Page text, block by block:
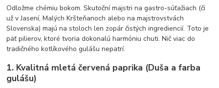
Odložme chémiu bokom. Skutoční majstri na gastro-súťažiach (či
už v Jasení, Malých Kršteňanoch alebo na majstrovstvách
Slovenska) majú na stoloch len zopár čistých ingrediencií. Toto je
päť pilierov, ktoré tvoria dokonalú harmóniu chuti. Nič viac do
tradičného kotlíkového gulášu nepatrí.
1. Kvalitná mletá červená paprika (Duša a farba
gulášu)